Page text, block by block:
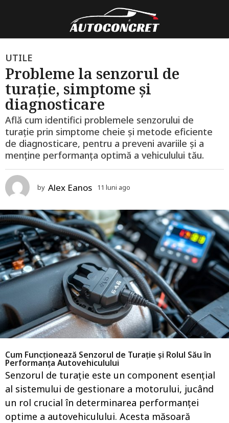
1
1
l
u
n
i
a
g
1
2
l
u
n
i
a
g
UTILE
Probleme la senzorul de
turație, simptome și
diagnosticare
Află cum identifici problemele senzorului de
turație prin simptome cheie și metode eficiente
de diagnosticare, pentru a preveni avariile și a
menține performanța optimă a vehiculului tău.
by Alex Eanos 11 luni ago
u
i
a
g
o
Cum Funcționează Senzorul de Turație și Rolul Său în
Performanța Autovehiculului
Senzorul de turație este un component esențial
al sistemului de gestionare a motorului, jucând
un rol crucial în determinarea performanței
optime a autovehiculului. Acesta măsoară